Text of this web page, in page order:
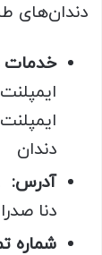
دندان‌های
خدمات
دندان
آدرس:
دنا صدرا
شماره